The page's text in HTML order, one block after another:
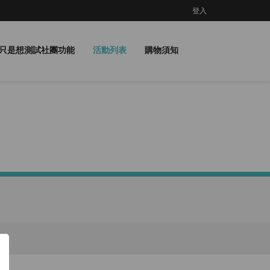
登入
是想測試社團功能 活動列表 購物須知